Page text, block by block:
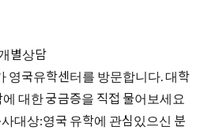
별상담
영국유학센터를 방문합니다. 대학
대한 궁금증을 직접 물어보세요
대상:영국 유학에 관심있으신 분